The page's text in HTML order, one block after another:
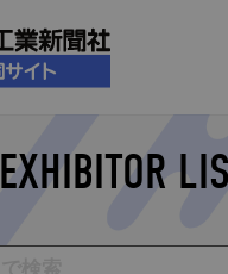
EXHIBITOR